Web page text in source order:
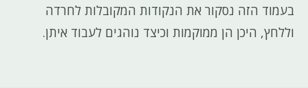
בעמוד הזה נסקור את הנקודות המקובלות לחרדה
וללחץ, היכן הן ממוקמות וכיצד נוהגים לעבוד איתן.